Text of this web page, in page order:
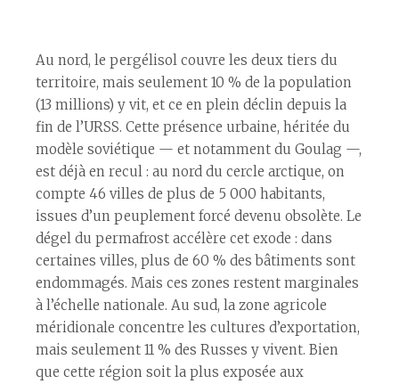
Au nord, le pergélisol couvre les deux tiers du
territoire, mais seulement 10 % de la population
(13 millions) y vit, et ce en plein déclin depuis la
fin de l’URSS. Cette présence urbaine, héritée du
modèle soviétique — et notamment du Goulag —,
est déjà en recul : au nord du cercle arctique, on
compte 46 villes de plus de 5 000 habitants,
issues d’un peuplement forcé devenu obsolète. Le
dégel du permafrost accélère cet exode : dans
certaines villes, plus de 60 % des bâtiments sont
endommagés. Mais ces zones restent marginales
à l’échelle nationale. Au sud, la zone agricole
méridionale concentre les cultures d’exportation,
mais seulement 11 % des Russes y vivent. Bien
que cette région soit la plus exposée aux